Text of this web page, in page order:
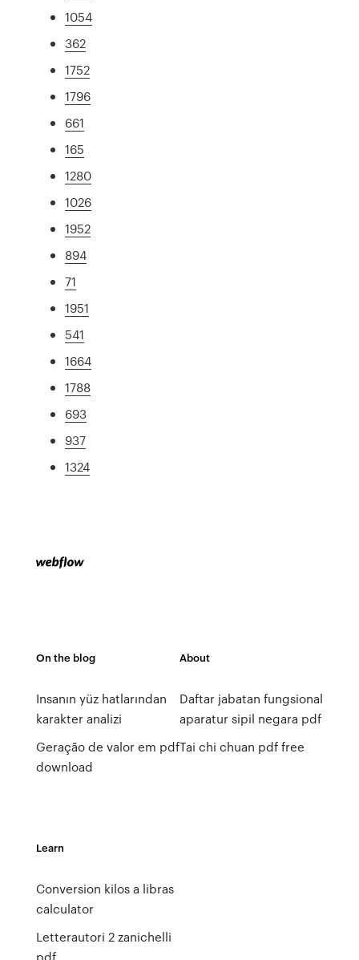
1054
362
1752
1796
661
165
1280
1026
1952
894
71
1951
541
1664
1788
693
937
1324
On the blog
Insanın yüz hatlarından
karakter analizi
Geração de valor em pdf
download
About
Daftar jabatan fungsional
aparatur sipil negara pdf
Tai chi chuan pdf free
Learn
Conversion kilos a libras
calculator
Letterautori 2 zanichelli
pdf